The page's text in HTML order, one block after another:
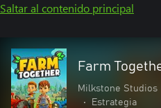
Saltar al contenido principal
Farm
Milkstone Studios
•
Estrategia